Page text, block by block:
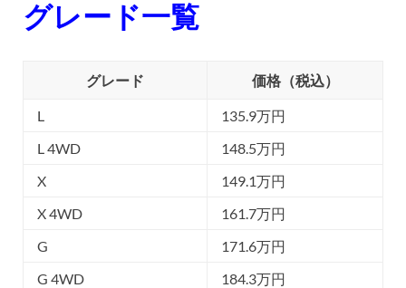
グレード一覧
グレード 価格（税込）
L
135.9万円
L 4WD
148.5万円
X
149.1万円
X 4WD
161.7万円
G
171.6万円
G 4WD
184.3万円